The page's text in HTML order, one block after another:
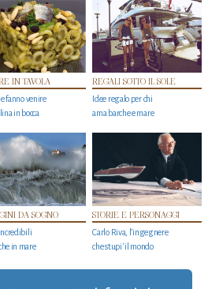
IN TAVOLA
fanno venire
in bocca
REGALI SOTTO IL SOLE
Idee regalo per chi
ama barche e mare
DA SOGNO
in mare
STORIE E PERSONAGGI
Carlo Riva, l’ingegnere
che stupi' il mondo